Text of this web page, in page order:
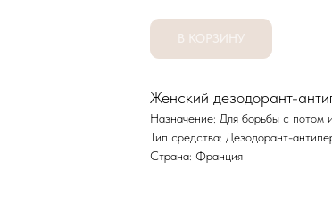
В КОРЗИНУ
Женский дезодорант-
Назначение: Для борьбы с потом
Тип средства: Дезодорант-
Страна: Франция